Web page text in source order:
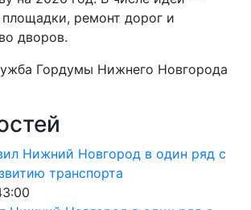
ремонт дорог и
дворов.
Гордумы Нижнего Новгорода